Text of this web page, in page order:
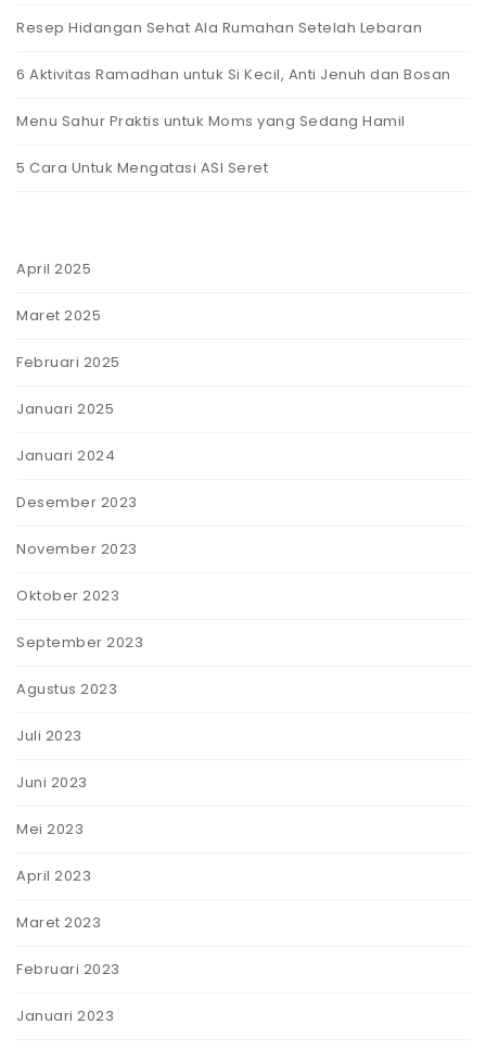
Resep Hidangan Sehat Ala Rumahan Setelah Lebaran
6 Aktivitas Ramadhan untuk Si Kecil, Anti Jenuh dan Bosan
Menu Sahur Praktis untuk Moms yang Sedang Hamil
5 Cara Untuk Mengatasi ASI Seret
April 2025
Maret 2025
Februari 2025
Januari 2025
Januari 2024
Desember 2023
November 2023
Oktober 2023
September 2023
Agustus 2023
Juli 2023
Juni 2023
Mei 2023
April 2023
Maret 2023
Februari 2023
Januari 2023